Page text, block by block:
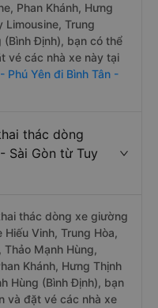
Phan Khánh, Hưng
Limousine, Trung
(Bình Định), bạn có thể
vé các nhà xe này tại
Phú Yên đi Bình Tân -
thác dòng
Sài Gòn từ Tuy
thác dòng xe giường
Vinh, Trung Hòa,
Thảo Mạnh Hùng,
Khánh, Hưng Thịnh
Hùng (Bình Định), bạn
và đặt vé các nhà xe